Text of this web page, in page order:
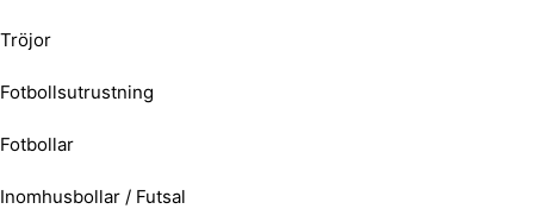
Tröjor
Fotbollsutrustning
Fotbollar
Inomhusbollar / Futsal